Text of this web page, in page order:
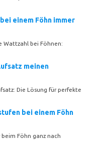
einem Föhn immer
Wattzahl bei Föhnen:
meinen
Die Lösung für perfekte
bei einem Föhn
Föhn ganz nach